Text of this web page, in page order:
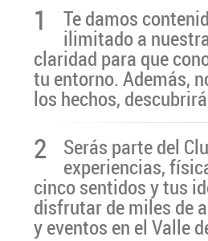
1 Te damos
ilimitado a
claridad para que
tu entorno. Además,
los hechos,
2 Serás parte del
experiencias,
cinco sentidos y tus
disfrutar de miles de
y eventos en el Valle